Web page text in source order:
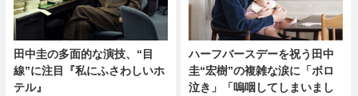
田中圭の多面的な演技、“目
線”に注目『私にふさわしいホ
テル』
ハーフバースデーを祝う田中
圭“宏樹”の複雑な涙に「ボロ
泣き」「嗚咽してしまいまし